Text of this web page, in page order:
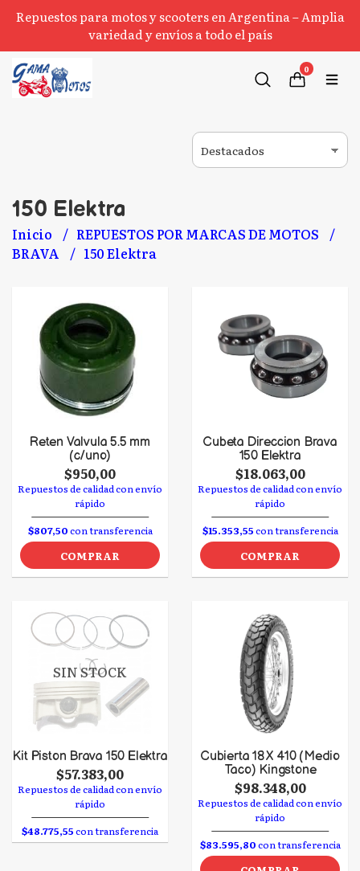
Repuestos para motos y scooters en Argentina – Amplia
variedad y envíos a todo el país
0
150 Elektra
Inicio
REPUESTOS POR MARCAS DE MOTOS
BRAVA
150 Elektra
Reten Valvula 5.5 mm
(c/uno)
$950,00
Repuestos de calidad con envío
rápido
$807,50con transferencia
COMPRAR
Cubeta Direccion Brava
150 Elektra
$18.063,00
Repuestos de calidad con envío
rápido
$15.353,55con transferencia
COMPRAR
SIN STOCK
Kit Piston Brava 150 Elektra
$57.383,00
Repuestos de calidad con envío
rápido
$48.775,55con transferencia
Cubierta 18 X 410 (Medio
Taco) Kingstone
$98.348,00
Repuestos de calidad con envío
rápido
$83.595,80con transferencia